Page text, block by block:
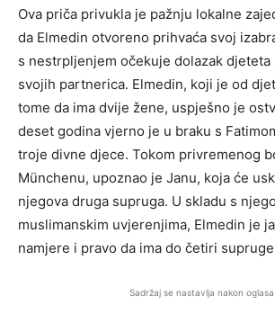
Ova priča privukla je pažnju lokalne
da Elmedin otvoreno prihvaća svoj
s nestrpljenjem očekuje dolazak djeteta
svojih partnerica. Elmedin, koji je od
tome da ima dvije žene, uspješno je
deset godina vjerno je u braku s
troje divne djece. Tokom privremenog
Münchenu, upoznao je Janu, koja će
njegova druga supruga. U skladu s
muslimanskim uvjerenjima, Elmedin je
namjere i pravo da ima do četiri
Sadržaj se nastavlja nakon oglasa